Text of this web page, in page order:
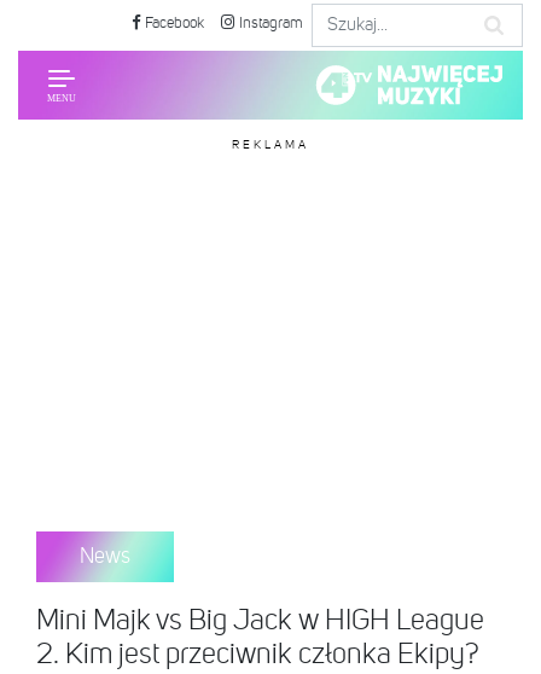
Facebook Instagram
REKLAMA
News
Mini Majk vs Big Jack w HIGH League
2. Kim jest przeciwnik członka Ekipy?